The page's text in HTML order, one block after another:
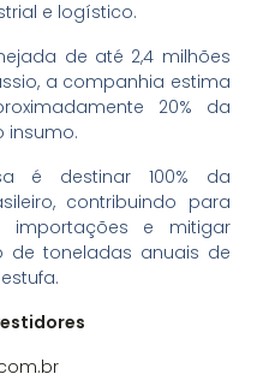
e logístico.
de até 2,4 milhões
a companhia estima
20% da
insumo.
é destinar 100% da
contribuindo para
importações e mitigar
de toneladas anuais de